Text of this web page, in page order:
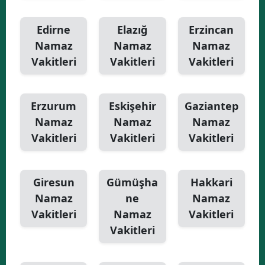
Edirne
Namaz
Vakitleri
Elazığ
Namaz
Vakitleri
Erzincan
Namaz
Vakitleri
Erzurum
Namaz
Vakitleri
Eskişehir
Namaz
Vakitleri
Gaziantep
Namaz
Vakitleri
Giresun
Namaz
Vakitleri
Gümüşha
ne
Namaz
Vakitleri
Hakkari
Namaz
Vakitleri